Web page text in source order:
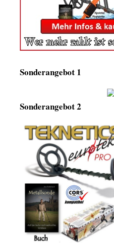
Sonderangebot 1
Sonderangebot 2